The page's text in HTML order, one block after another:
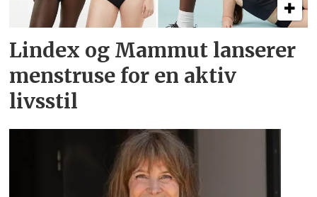
Lindex og Mammut lanserer
menstruse for en aktiv
livsstil